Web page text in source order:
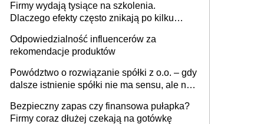
firmie
Firmy wydają tysiące na szkolenia.
Dlaczego efekty często znikają po kilku
Odpowiedzialność influencerów za
rekomendacje produktów
Powództwo o rozwiązanie spółki z o.o. – gdy
dalsze istnienie spółki nie ma sensu, ale nie
Bezpieczny zapas czy finansowa pułapka?
Firmy coraz dłużej czekają na gotówkę